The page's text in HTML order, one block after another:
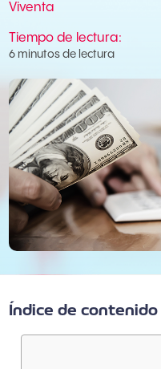
Viventa
Tiempo de lectura:
6 minutos de lectura
Índice de contenido